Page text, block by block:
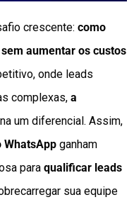
crescente: como
aumentar os custos
onde leads
complexas, a
um diferencial. Assim,
WhatsApp ganham
para qualificar leads
sua equipe